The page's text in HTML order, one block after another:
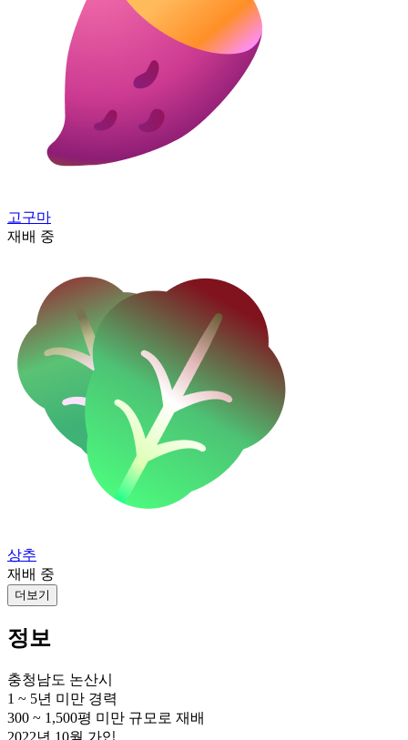
고구마
재배 중
상추
재배 중
더보기
정보
충청남도 논산시
1 ~ 5년 미만 경력
300 ~ 1,500평 미만 규모로 재배